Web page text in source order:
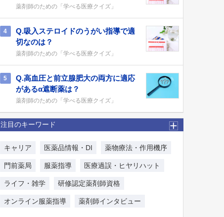
薬剤師のための「学べる医療クイズ」
4
Q.吸入ステロイドのうがい指導で適
切なのは？
薬剤師のための「学べる医療クイズ」
5
Q.高血圧と前立腺肥大の両方に適応
があるα遮断薬は？
薬剤師のための「学べる医療クイズ」
注目のキーワード
キャリア 医薬品情報・DI 薬物療法・作用機序
門前薬局 服薬指導 医療過誤・ヒヤリハット
ライフ・雑学 研修認定薬剤師資格
オンライン服薬指導 薬剤師インタビュー